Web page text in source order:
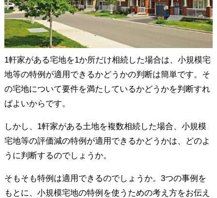
1軒家がある宅地を1か所だけ相続した場合は、小規模宅
地等の特例が適用できるかどうかの判断は簡単です。そ
の宅地について要件を満たしているかどうかを判断すれ
ばよいからです。
しかし、1軒家がある土地を複数相続した場合、小規模
宅地等の評価減の特例が適用できるかどうかは、どのよ
うに判断するのでしょうか。
そもそも特例は適用できるのでしょうか。3つの事例を
もとに、小規模宅地の特例を使うための考え方をお伝え